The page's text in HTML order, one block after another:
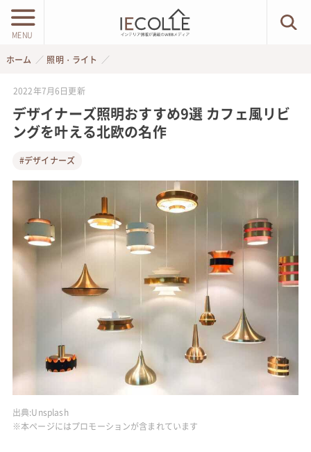
MENU
ホーム 照明・ライト
2022年7月6日更新
デザイナーズ照明おすすめ9選 カフェ風リビ
ングを叶える北欧の名作
#デザイナーズ
出典:Unsplash
※本ページにはプロモーションが含まれています